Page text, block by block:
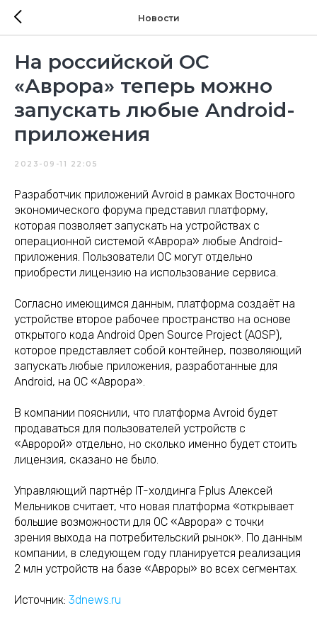
Новости
На российской ОС
«Аврора» теперь можно
запускать любые Android-
приложения
2023-09-11 22:05
Разработчик приложений Avroid в рамках Восточного
экономического форума представил платформу,
которая позволяет запускать на устройствах с
операционной системой «Аврора» любые Android-
приложения. Пользователи ОС могут отдельно
приобрести лицензию на использование сервиса.
Согласно имеющимся данным, платформа создаёт на
устройстве второе рабочее пространство на основе
открытого кода Android Open Source Project (AOSP),
которое представляет собой контейнер, позволяющий
запускать любые приложения, разработанные для
Android, на ОС «Аврора».
В компании пояснили, что платформа Avroid будет
продаваться для пользователей устройств с
«Авророй» отдельно, но сколько именно будет стоить
лицензия, сказано не было.
Управляющий партнёр IT-холдинга Fplus Алексей
Мельников считает, что новая платформа «открывает
большие возможности для ОС «Аврора» с точки
зрения выхода на потребительский рынок». По данным
компании, в следующем году планируется реализация
2 млн устройств на базе «Авроры» во всех сегментах.
Источник: 3dnews.ru